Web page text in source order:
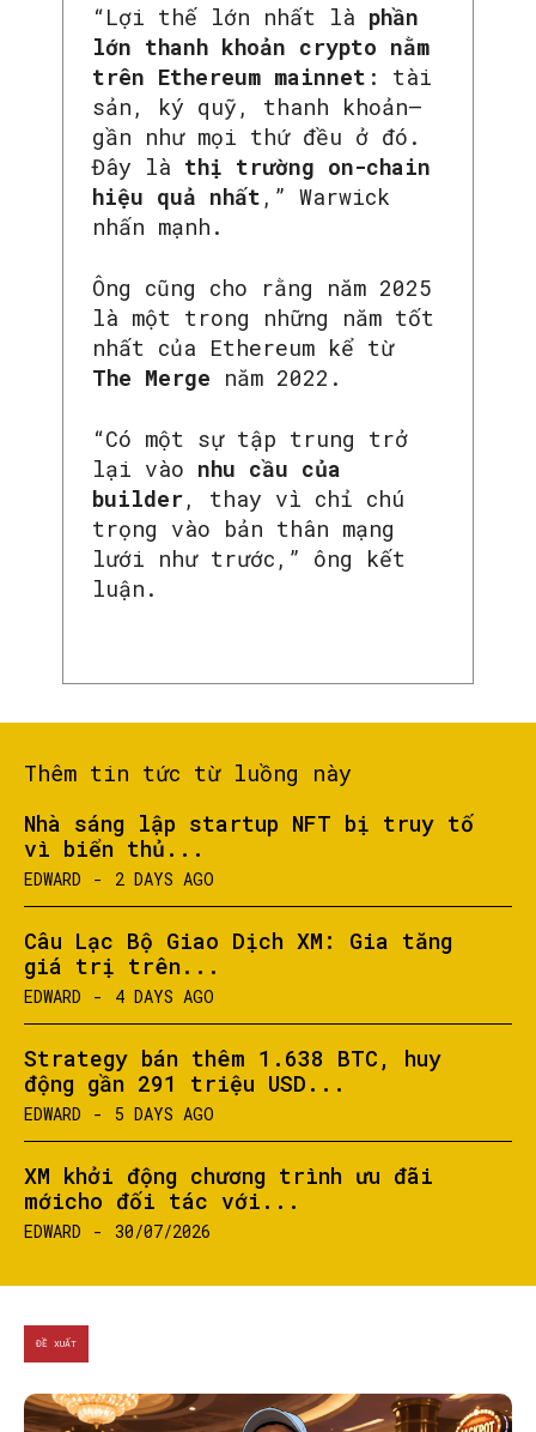
“Lợi thế lớn nhất là phần
lớn thanh khoản crypto nằm
trên Ethereum mainnet : tài
sản, ký quỹ, thanh khoản—
gần như mọi thứ đều ở đó.
Đây là thị trường on-chain
hiệu quả nhất ,” Warwick
nhấn mạnh.
Ông cũng cho rằng năm 2025
là một trong những năm tốt
nhất của Ethereum kể từ
The Merge năm 2022.
“Có một sự tập trung trở
lại vào nhu cầu của
builder, thay vì chỉ chú
trọng vào bản thân mạng
lưới như trước,” ông kết
luận.
Thêm tin tức từ luồng này
Nhà sáng lập startup NFT bị truy tố
vì biển thủ...
EDWARD - 2 DAYS AGO
Câu Lạc Bộ Giao Dịch XM: Gia tăng
giá trị trên...
EDWARD - 4 DAYS AGO
Strategy bán thêm 1.638 BTC, huy
động gần 291 triệu USD...
EDWARD - 5 DAYS AGO
XM khởi động chương trình ưu đãi
mớicho đối tác với...
EDWARD - 30/07/2026
ĐỀ XUẤT